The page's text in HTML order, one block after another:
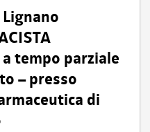
a tempo parziale
– presso
di